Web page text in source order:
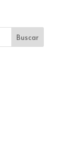
Buscar